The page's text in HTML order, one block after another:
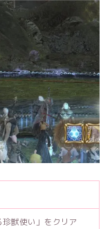
獣使い」をクリア